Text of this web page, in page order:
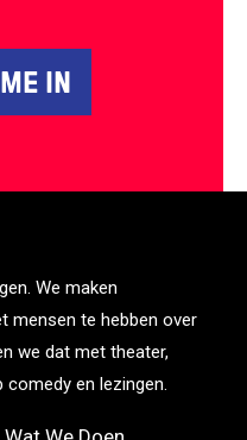
IN
We maken
mensen te hebben over
we dat met theater,
en lezingen.